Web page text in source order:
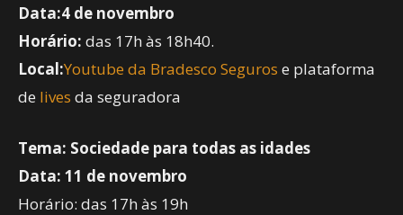
Data:4 de novembro
Horário: das 17h às 18h40.
Local:Youtube da Bradesco Seguros e plataforma
de lives da seguradora
Tema: Sociedade para todas as idades
Data: 11 de novembro
Horário: das 17h às 19h